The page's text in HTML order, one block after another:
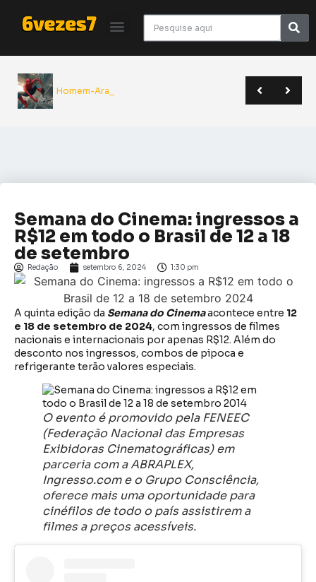
Homem-Aranha:
Semana do Cinema: ingressos a
R$12 em todo o Brasil de 12 a 18
de setembro
Redação setembro 6, 2024 1:30 pm
A quinta edição da Semana do Cinemaacontece entre 12
e 18 de setembro de 2024, com ingressos de filmes
nacionais e internacionais por apenas R$12. Além do
desconto nos ingressos, combos de pipoca e
refrigerante terão valores especiais.
O evento é promovido pela FENEEC
(Federação Nacional das Empresas
Exibidoras Cinematográficas) em
parceria com a ABRAPLEX,
Ingresso.com e o Grupo Consciência,
oferece mais uma oportunidade para
cinéfilos de todo o país assistirem a
filmes a preços acessíveis.